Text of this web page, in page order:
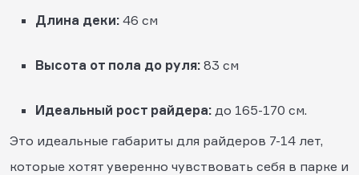
Длина деки: 46 см
Высота от пола до руля: 83 см
Идеальный рост райдера: до 165-170 см.
Это идеальные габариты для райдеров 7-14 лет,
которые хотят уверенно чувствовать себя в парке и